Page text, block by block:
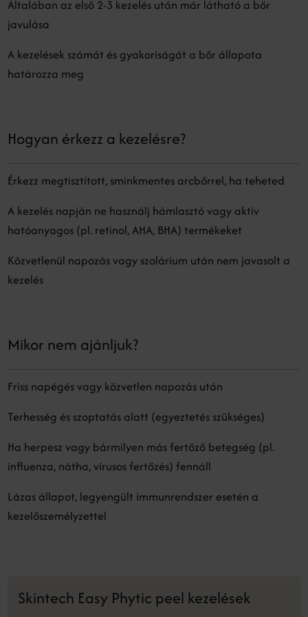
Általában az első 2-3 kezelés után már látható a bőr
javulása
A kezelések számát és gyakoriságát a bőr állapota
határozza meg
Hogyan érkezz a kezelésre?
Érkezz megtisztított, sminkmentes arcbőrrel, ha teheted
A kezelés napján ne használj hámlasztó vagy aktív
hatóanyagos (pl. retinol, AHA, BHA) termékeket
Közvetlenül napozás vagy szolárium után nem javasolt a
kezelés
Mikor nem ajánljuk?
Friss napégés vagy közvetlen napozás után
Terhesség és szoptatás alatt (egyeztetés szükséges)
Ha herpesz vagy bármilyen más fertőző betegség (pl.
influenza, nátha, vírusos fertőzés) fennáll
Lázas állapot, legyengült immunrendszer esetén a
kezelőszemélyzettel
Skintech Easy Phytic peel kezelések